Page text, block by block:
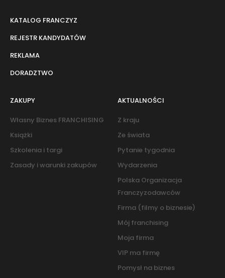
KATALOG FRANCZYZ
REJESTR KANDYDATÓW
REKLAMA
DORADZTWO
ZAKUPY
Własny Biznes FRANCHISING
Książki
Szkolenia i targi
Zasady i warunki zakupów
AKTUALNOŚCI
Z kraju
Ze świata
Pytanie tygodnia
Wydarzenia
Polska Organizacja
Franczyzodawców
Firma (filmy o biznesie)
Mój franchising
Moja firma
VIP ma firmę
Pomysł na biznes